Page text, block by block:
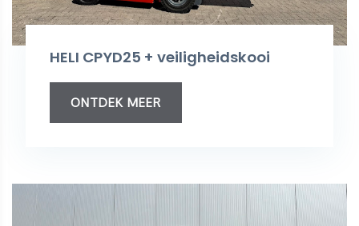
HELI CPYD25 + veiligheidskooi
ONTDEK MEER